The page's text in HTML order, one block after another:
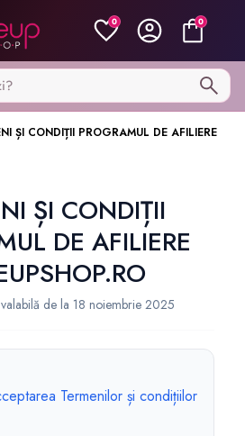
0 0
ȘI CONDIȚII PROGRAMUL DE AFILIERE
ȘI CONDIȚII
DE AFILIERE
de la 18 noiembrie 2025
Termenilor și condițiilor